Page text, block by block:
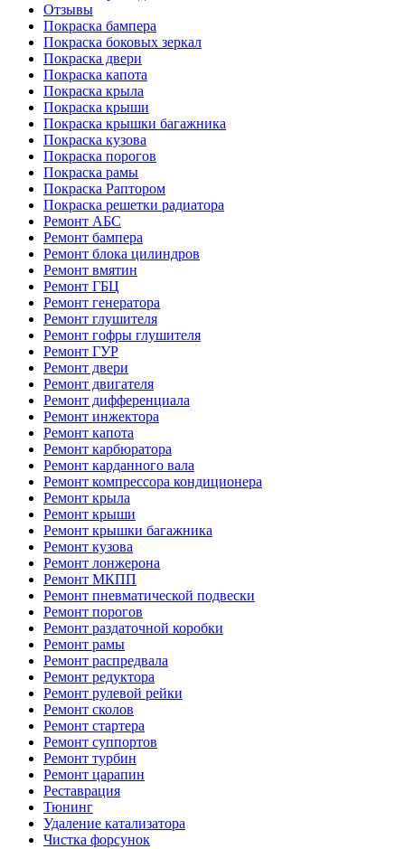
Отзывы
Покраска бампера
Покраска боковых зеркал
Покраска двери
Покраска капота
Покраска крыла
Покраска крыши
Покраска крышки багажника
Покраска кузова
Покраска порогов
Покраска рамы
Покраска Раптором
Покраска решетки радиатора
Ремонт АБС
Ремонт бампера
Ремонт блока цилиндров
Ремонт вмятин
Ремонт ГБЦ
Ремонт генератора
Ремонт глушителя
Ремонт гофры глушителя
Ремонт ГУР
Ремонт двери
Ремонт двигателя
Ремонт дифференциала
Ремонт инжектора
Ремонт капота
Ремонт карбюратора
Ремонт карданного вала
Ремонт компрессора кондиционера
Ремонт крыла
Ремонт крыши
Ремонт крышки багажника
Ремонт кузова
Ремонт лонжерона
Ремонт МКПП
Ремонт пневматической подвески
Ремонт порогов
Ремонт раздаточной коробки
Ремонт рамы
Ремонт распредвала
Ремонт редуктора
Ремонт рулевой рейки
Ремонт сколов
Ремонт стартера
Ремонт суппортов
Ремонт турбин
Ремонт царапин
Реставрация
Тюнинг
Удаление катализатора
Чистка форсунок